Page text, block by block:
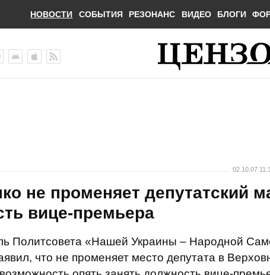
НОВОСТИ СОБЫТИЯ РЕЗОНАНС ВИДЕО БЛОГИ
02.10.07
не променяет депутатский
вице-премьера
Политсовета «Нашей Украины – Народной
что не променяет место депутата в